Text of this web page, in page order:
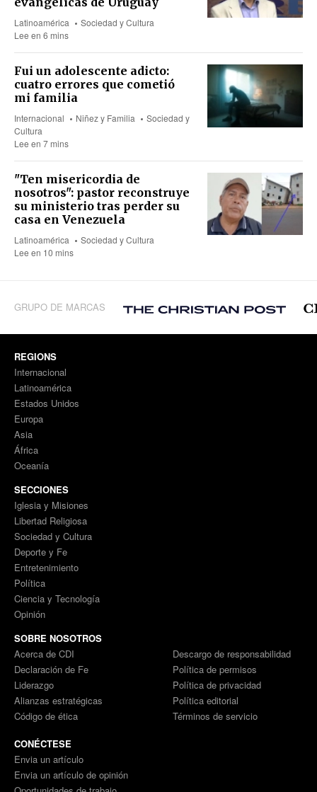
Latinoamérica
Sociedad y Cultura
Lee en 6 mins
Fui un adolescente adicto:
cuatro errores que cometió
mi familia
Internacional Niñez y Familia
Sociedad y
Cultura
Lee en 7 mins
"Ten misericordia de
nosotros": pastor reconstruye
su ministerio tras perder su
casa en Venezuela
Latinoamérica
Sociedad y Cultura
Lee en 10 mins
GRUPO DE MARCAS
REGIONS
Internacional
Latinoamérica
Estados Unidos
Europa
Asia
África
Oceanía
SECCIONES
Iglesia y Misiones
Libertad Religiosa
Sociedad y Cultura
Deporte y Fe
Entretenimiento
Política
Ciencia y Tecnología
Opinión
SOBRE NOSOTROS
Acerca de CDI
Declaración de Fe
Liderazgo
Alianzas estratégicas
Código de ética
Descargo de responsabilidad
Política de permisos
Política de privacidad
Política editorial
Términos de servicio
CONÉCTESE
Envia un artículo
Envia un artículo de opinión